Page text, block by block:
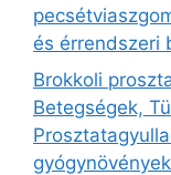
és érrendszeri
Brokkoli
Betegségek,